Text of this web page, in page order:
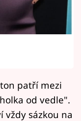
patří mezi
od vedle".
vždy sázkou na